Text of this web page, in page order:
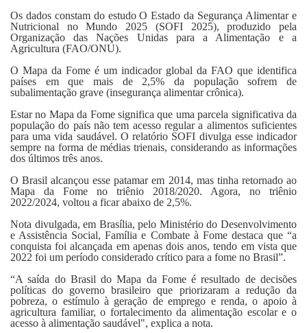
Os dados constam do estudo O Estado da Segurança Alimentar e
Nutricional no Mundo 2025 (SOFI 2025), produzido pela
Organização das Nações Unidas para a Alimentação e a
Agricultura (FAO/ONU).
O Mapa da Fome é um indicador global da FAO que identifica
países em que mais de 2,5% da população sofrem de
subalimentação grave (insegurança alimentar crônica).
Estar no Mapa da Fome significa que uma parcela significativa da
população do país não tem acesso regular a alimentos suficientes
para uma vida saudável. O relatório SOFI divulga esse indicador
sempre na forma de médias trienais, considerando as informações
dos últimos três anos.
O Brasil alcançou esse patamar em 2014, mas tinha retornado ao
Mapa da Fome no triênio 2018/2020. Agora, no triênio
2022/2024, voltou a ficar abaixo de 2,5%.
Nota divulgada, em Brasília, pelo Ministério do Desenvolvimento
e Assistência Social, Família e Combate à Fome destaca que “a
conquista foi alcançada em apenas dois anos, tendo em vista que
2022 foi um período considerado crítico para a fome no Brasil”.
“A saída do Brasil do Mapa da Fome é resultado de decisões
políticas do governo brasileiro que priorizaram a redução da
pobreza, o estímulo à geração de emprego e renda, o apoio à
agricultura familiar, o fortalecimento da alimentação escolar e o
acesso à alimentação saudável", explica a nota.